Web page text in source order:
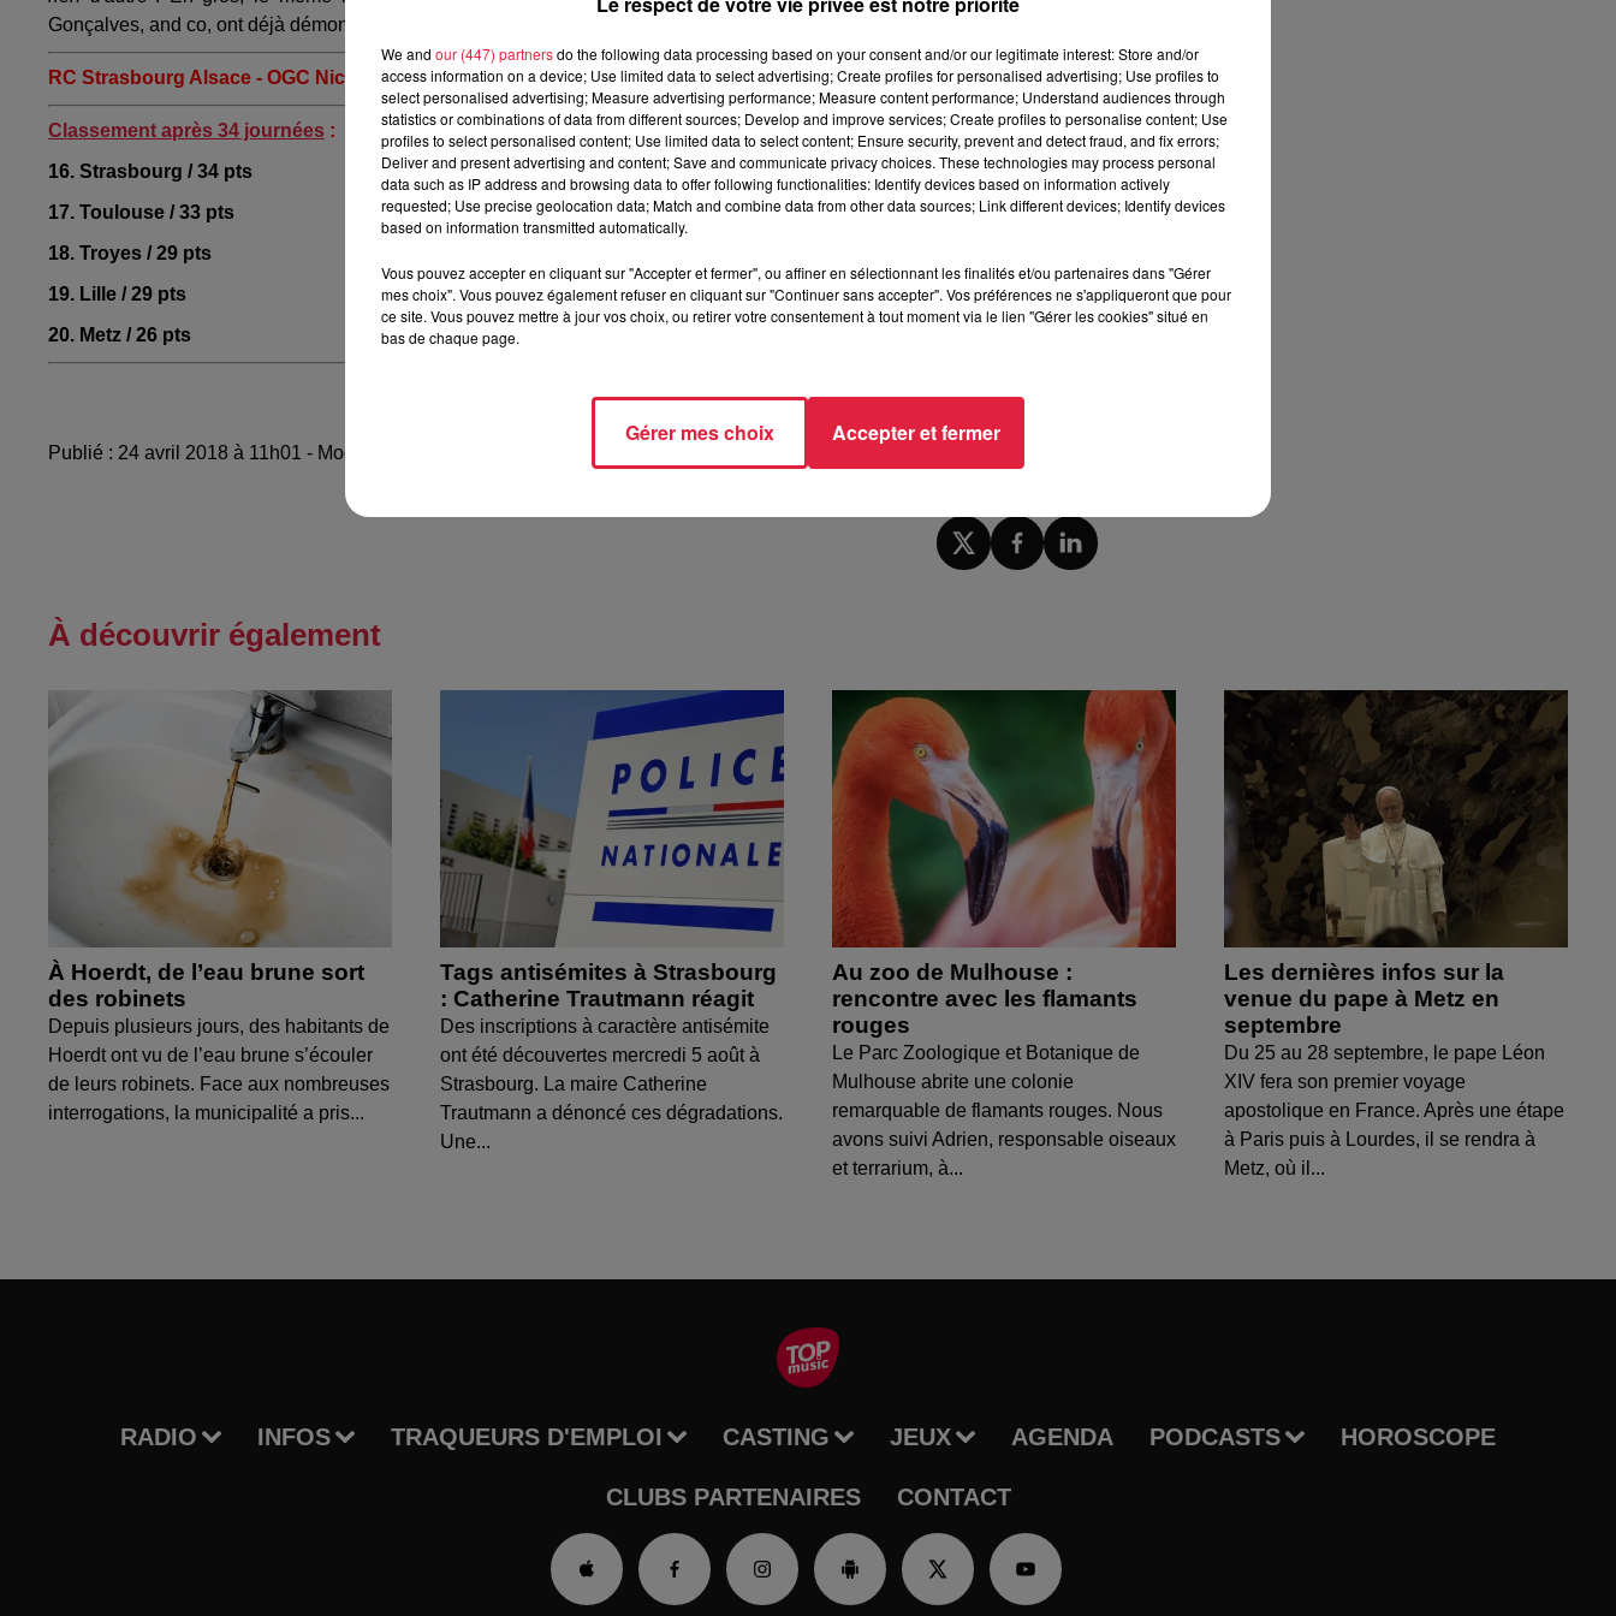
Gonçalves, and co, ont déjà démontré qu'ils savaient élever leur niveau de jeu. C'est le moment !
RC Strasbourg Alsace - OGC Nice / samedi 29 avril, 20h.
Classement après 34 journées :
16. Strasbourg / 34 pts
17. Toulouse / 33 pts
18. Troyes / 29 pts
19. Lille / 29 pts
20. Metz / 26 pts
Publié : 24 avril 2018 à 11h01 - Modifié : 10 mai 2021 à 10h38 Sebastien Ruffet
À découvrir également
À Hoerdt, de l’eau brune sort
des robinets
Depuis plusieurs jours, des habitants de
Hoerdt ont vu de l’eau brune s’écouler
de leurs robinets. Face aux nombreuses
interrogations, la municipalité a pris...
Tags antisémites à Strasbourg
: Catherine Trautmann réagit
Des inscriptions à caractère antisémite
ont été découvertes mercredi 5 août à
Strasbourg. La maire Catherine
Trautmann a dénoncé ces dégradations.
Une...
Au zoo de Mulhouse :
rencontre avec les flamants
rouges
Le Parc Zoologique et Botanique de
Mulhouse abrite une colonie
remarquable de flamants rouges. Nous
avons suivi Adrien, responsable oiseaux
et terrarium, à...
Les dernières infos sur la
venue du pape à Metz en
septembre
Du 25 au 28 septembre, le pape Léon
XIV fera son premier voyage
apostolique en France. Après une étape
à Paris puis à Lourdes, il se rendra à
Metz, où il...
RADIO INFOS TRAQUEURS D'EMPLOI CASTING JEUX AGENDA PODCASTS HOROSCOPE
CLUBS PARTENAIRES CONTACT
We and our (447) partnersdo the following data processing based on your consent and/or our legitimate interest: Store and/or
access information on a device; Use limited data to select advertising; Create profiles for personalised advertising; Use profiles to
select personalised advertising; Measure advertising performance; Measure content performance; Understand audiences through
statistics or combinations of data from different sources; Develop and improve services; Create profiles to personalise content; Use
profiles to select personalised content; Use limited data to select content; Ensure security, prevent and detect fraud, and fix errors;
Deliver and present advertising and content; Save and communicate privacy choices. These technologies may process personal
data such as IP address and browsing data to offer following functionalities: Identify devices based on information actively
requested; Use precise geolocation data; Match and combine data from other data sources; Link different devices; Identify devices
based on information transmitted automatically.
Vous pouvez accepter en cliquant sur "Accepter et fermer", ou affiner en sélectionnant les finalités et/ou partenaires dans "Gérer
mes choix". Vous pouvez également refuser en cliquant sur "Continuer sans accepter". Vos préférences ne s'appliqueront que pour
ce site. Vous pouvez mettre à jour vos choix, ou retirer votre consentement à tout moment via le lien "Gérer les cookies" situé en
bas de chaque page.
Gérer mes choix Accepter et fermer